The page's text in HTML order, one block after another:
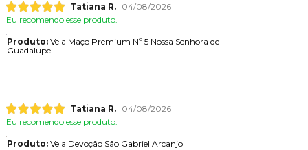
Tatiana R.
04/08/2026
Eu recomendo esse produto.
Produto:Vela Maço Premium Nº 5 Nossa Senhora de
Guadalupe
Tatiana R.
04/08/2026
Eu recomendo esse produto.
Produto:Vela Devoção São Gabriel Arcanjo